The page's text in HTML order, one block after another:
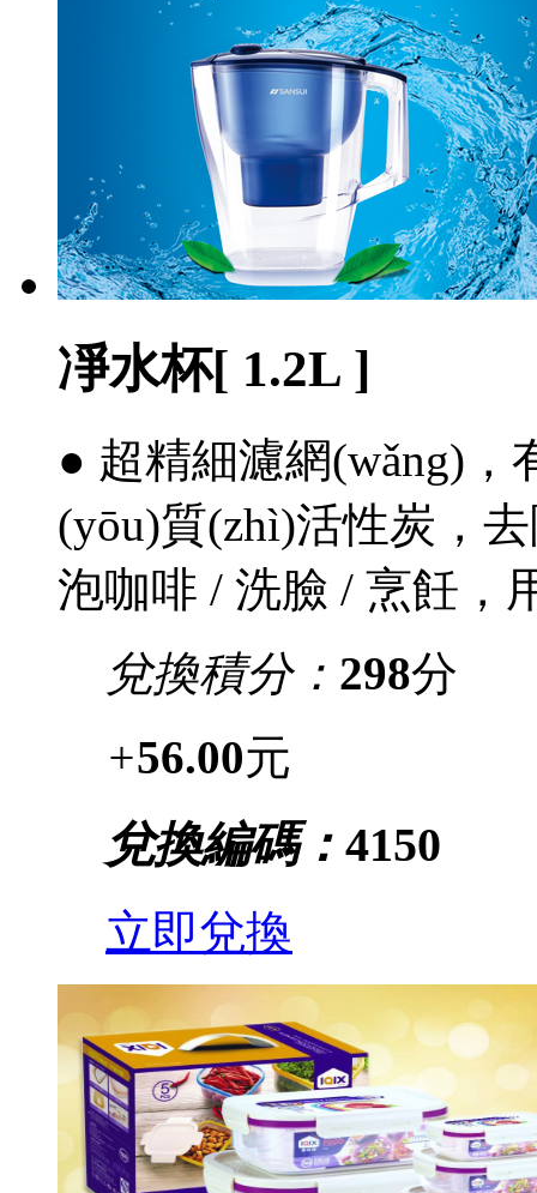
凈水杯[ 1.2L ]
● 超精細濾網(wǎng)
(yōu)質(zhì)活性炭，
泡咖啡 / 洗臉 / 烹飪
兌換積分： 298分
+56.00元
兌換編碼： 4150
立即兌換